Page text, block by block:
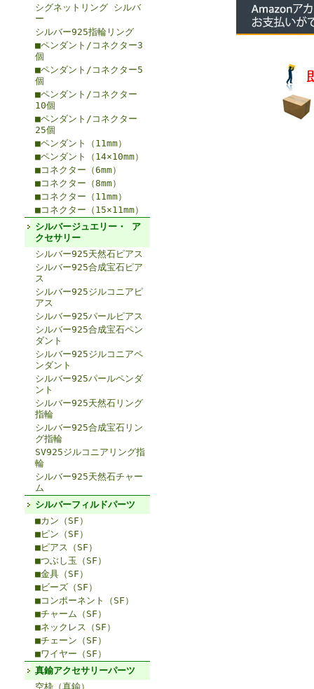
シグネットリング シルバ
ー
シルバー925指輪リング
■ペンダント/コネクター3
個
■ペンダント/コネクター5
個
■ペンダント/コネクター
10個
■ペンダント/コネクター
25個
■ペンダント（11mm）
■ペンダント（14×10mm）
■コネクター（6mm）
■コネクター（8mm）
■コネクター（11mm）
■コネクター（15×11mm）
シルバージュエリー・ ア
クセサリー
シルバー925天然石ピアス
シルバー925合成宝石ピア
ス
シルバー925ジルコニアピ
アス
シルバー925パールピアス
シルバー925合成宝石ペン
ダント
シルバー925ジルコニアペ
ンダント
シルバー925パールペンダ
ント
シルバー925天然石リング
指輪
シルバー925合成宝石リン
グ指輪
SV925ジルコニアリング指
輪
シルバー925天然石チャー
ム
シルバーフィルドパーツ
■カン（SF）
■ピン（SF）
■ピアス（SF）
■つぶし玉（SF）
■金具（SF）
■ビーズ（SF）
■コンポーネント（SF）
■チャーム（SF）
■ネックレス（SF）
■チェーン（SF）
■ワイヤー（SF）
真鍮アクセサリーパーツ
空枠（真鍮）